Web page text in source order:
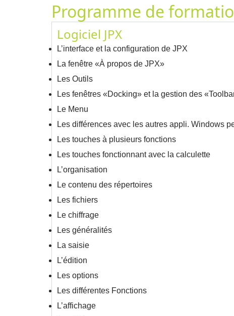
Programme de
Logiciel JPX
L’interface et la configuration de JPX
La fenêtre «À propos de JPX»
Les Outils
Les fenêtres «Docking» et la gestion des
Le Menu
Les différences avec les autres appli. Windows
Les touches à plusieurs fonctions
Les touches fonctionnant avec la calculette
L’organisation
Le contenu des répertoires
Les fichiers
Le chiffrage
Les généralités
La saisie
L’édition
Les options
Les différentes Fonctions
L’affichage